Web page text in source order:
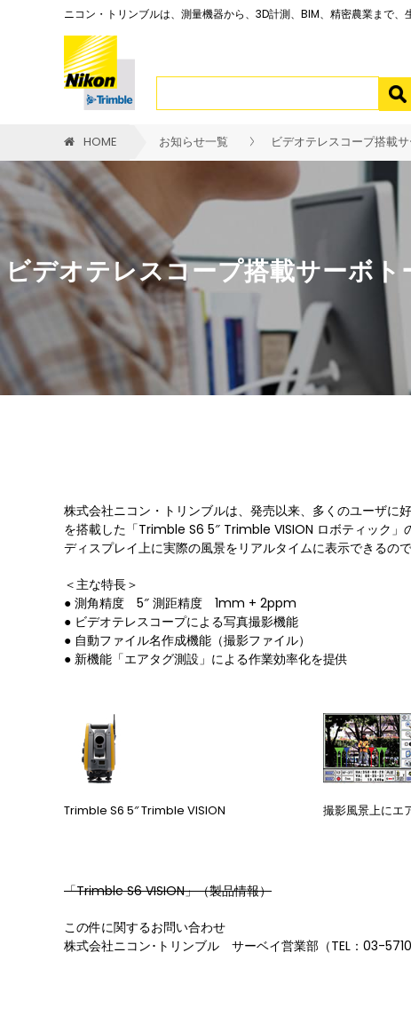
ニコン・トリンブルは、測量機器から、3D計測、BIM、精密農業まで
HOME お知らせ一覧 ビデオテレスコープ搭載
ビデオテレスコープ搭載サーボ
株式会社ニコン・トリンブルは、発売以来、多くのユーザ
を搭載した「Trimble S6 5″ Trimble VISION ロボティック」
ディスプレイ上に実際の風景をリアルタイムに表示できるの
＜主な特長＞
● 測角精度 5″ 測距精度 1mm + 2ppm
● ビデオテレスコープによる写真撮影機能
● 自動ファイル名作成機能（撮影ファイル）
● 新機能「エアタグ測設」による作業効率化を提供
Trimble S6 5″ Trimble VISION 撮影風景上にエ
「Trimble S6 VISION」（製品情報）
この件に関するお問い合わせ
株式会社ニコン･トリンブル サーベイ営業部（TEL：03-